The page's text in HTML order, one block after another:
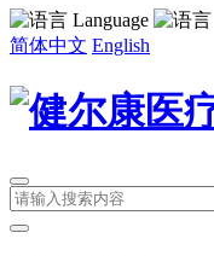
Language
简体中文 English